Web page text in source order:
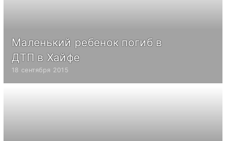
Маленький ребенок погиб в
ДТП в Хайфе
18 сентября 2015